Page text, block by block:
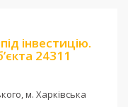
інвестицію.
24311
м. Харківська